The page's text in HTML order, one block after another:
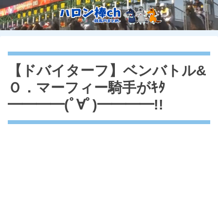
【ドバイターフ】ベンバトル&
Ｏ．マーフィー騎手がｷﾀ
━━━━(ﾟ∀ﾟ)━━━━!!